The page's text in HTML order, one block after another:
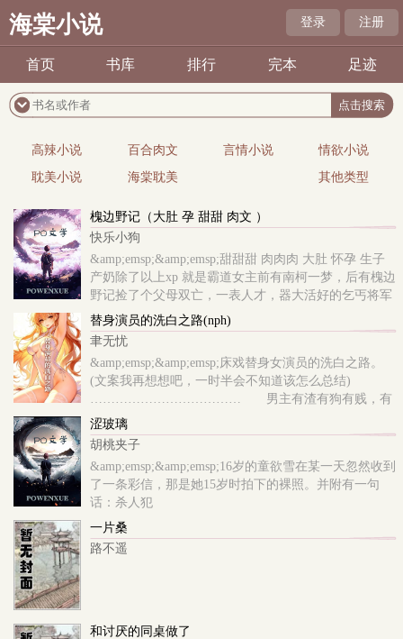
海棠小说 登录 注册
首页 书库 排行 完本 足迹
高辣小说 百合肉文 言情小说
情欲小说
耽美小说
海棠耽美 其他类型
槐边野记（大肚 孕 甜甜 肉文 ）
快乐小狗
&amp;emsp;&amp;emsp;甜甜甜 肉肉肉 大肚 怀孕 生子
产奶除了以上xp 就是霸道女主前有南柯一梦，后有槐边
野记捡了个父母双亡，一表人才，器大活好的乞丐将军
悍妻？河东狮吼？
替身演员的洗白之路(nph)
聿无忧
&amp;emsp;&amp;emsp;床戏替身女演员的洗白之路。
(文案我再想想吧，一时半会不知道该怎么总结)
……………………………… 男主有渣有狗有贱，有
深情。 非典型“日”久生情。 全员处，稍重口，
技术流，天赋异禀。 np，不虐。
————————————————————— 男
主六个： 贺兰辞(经纪人)，精英干练型斯文禽
兽 宋郅远(金主)，床下矜贵清冷床上花样
涩玻璃
胡桃夹子
&amp;emsp;&amp;emsp;16岁的童欲雪在某一天忽然收到
了一条彩信，那是她15岁时拍下的裸照。并附有一句
话：杀人犯
一片桑
路不遥
和讨厌的同桌做了